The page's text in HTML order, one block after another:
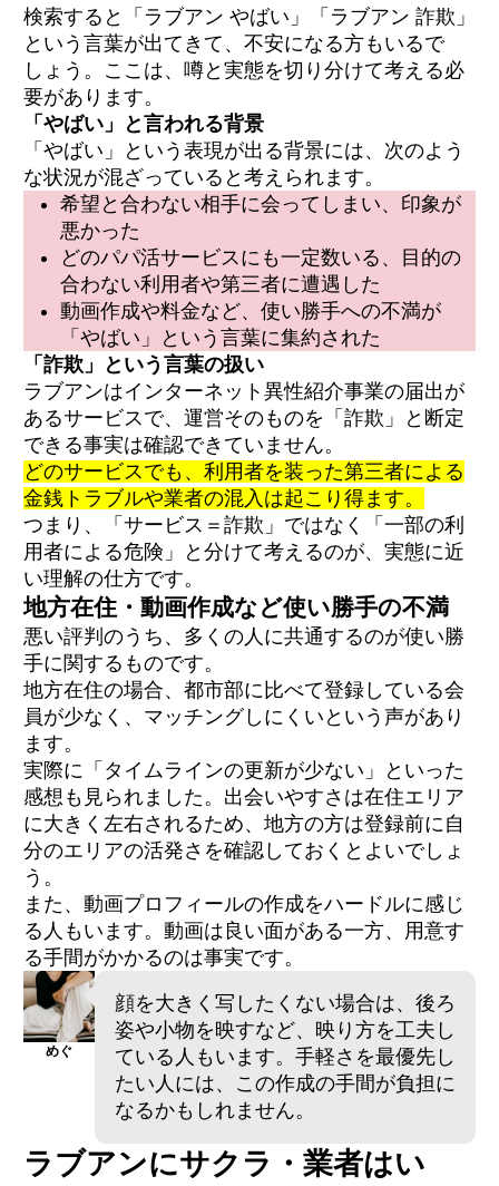
検索すると「ラブアン やばい」「ラブアン 詐欺」
という言葉が出てきて、不安になる方もいるで
しょう。ここは、噂と実態を切り分けて考える必
要があります。
「やばい」と言われる背景
「やばい」という表現が出る背景には、次のよう
な状況が混ざっていると考えられます。
希望と合わない相手に会ってしまい、印象が
悪かった
どのパパ活サービスにも一定数いる、目的の
合わない利用者や第三者に遭遇した
動画作成や料金など、使い勝手への不満が
「やばい」という言葉に集約された
「詐欺」という言葉の扱い
ラブアンはインターネット異性紹介事業の届出が
あるサービスで、運営そのものを「詐欺」と断定
できる事実は確認できていません。
どのサービスでも、利用者を装った第三者による
金銭トラブルや業者の混入は起こり得ます。
つまり、「サービス＝詐欺」ではなく「一部の利
用者による危険」と分けて考えるのが、実態に近
い理解の仕方です。
地方在住・動画作成など使い勝手の不満
悪い評判のうち、多くの人に共通するのが使い勝
手に関するものです。
地方在住の場合、都市部に比べて登録している会
員が少なく、マッチングしにくいという声があり
ます。
実際に「タイムラインの更新が少ない」といった
感想も見られました。出会いやすさは在住エリア
に大きく左右されるため、地方の方は登録前に自
分のエリアの活発さを確認しておくとよいでしょ
う。
また、動画プロフィールの作成をハードルに感じ
る人もいます。動画は良い面がある一方、用意す
る手間がかかるのは事実です。
めぐ
顔を大きく写したくない場合は、後ろ
姿や小物を映すなど、映り方を工夫し
ている人もいます。手軽さを最優先し
たい人には、この作成の手間が負担に
なるかもしれません。
ラブアンにサクラ・業者はい